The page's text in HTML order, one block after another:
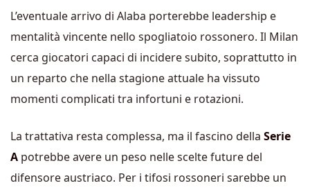
L’eventuale arrivo di Alaba porterebbe leadership e
mentalità vincente nello spogliatoio rossonero. Il Milan
cerca giocatori capaci di incidere subito, soprattutto in
un reparto che nella stagione attuale ha vissuto
momenti complicati tra infortuni e rotazioni.
La trattativa resta complessa, ma il fascino della Serie
A potrebbe avere un peso nelle scelte future del
difensore austriaco. Per i tifosi rossoneri sarebbe un